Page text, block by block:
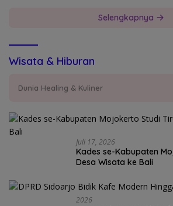
Selengkapnya
Wisata & Hiburan
Dunia Healing & Kuliner
Juli 17, 2026
Kades se-Kabupaten
Desa Wisata ke Bali
2026